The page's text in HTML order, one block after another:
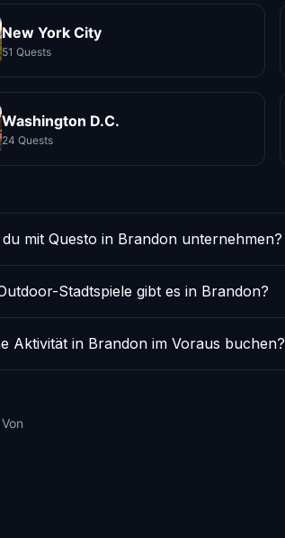
New York City
51 Quests
Washington D.C.
24 Quests
mit Questo in Brandon unternehmen?
Stadtspiele gibt es in Brandon?
Aktivität in Brandon im Voraus buchen?